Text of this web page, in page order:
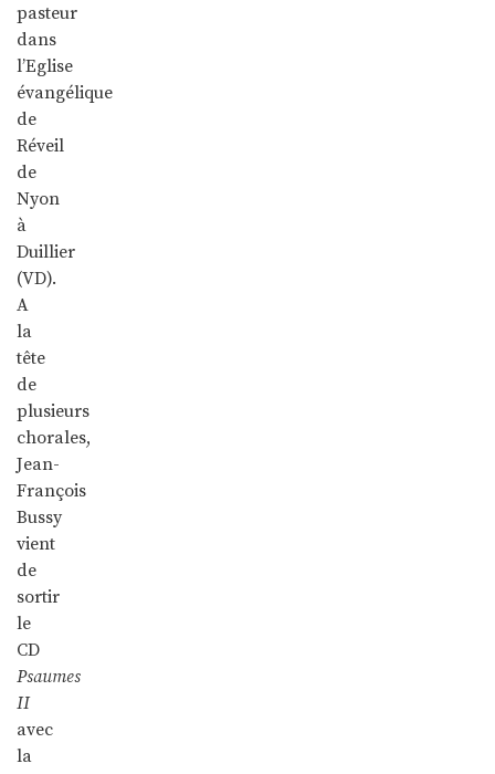
pasteur
dans
l’Eglise
évangélique
de
Réveil
de
Nyon
à
Duillier
(VD).
A
la
tête
de
plusieurs
chorales,
Jean-
François
Bussy
vient
de
sortir
le
CD
Psaumes
II
avec
la